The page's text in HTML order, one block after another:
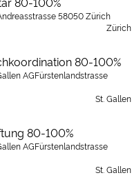
58050 Zürich
Zürich
80-100%
AGFürstenlandstrasse
St. Gallen
80-100%
AGFürstenlandstrasse
St. Gallen